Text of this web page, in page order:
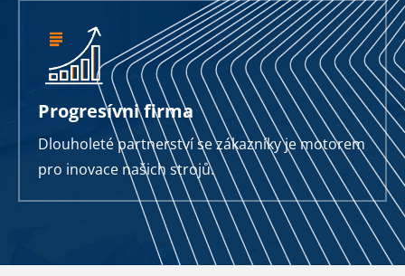
Progresívni firma
Dlouholeté partnerství se zákazníky je motorem
pro inovace našich strojů.